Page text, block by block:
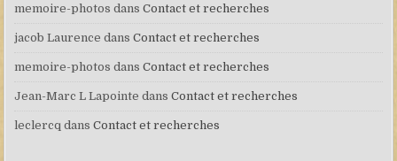
memoire-photos dansContact et recherches
jacob Laurence dansContact et recherches
memoire-photos dansContact et recherches
Jean-Marc L Lapointe dansContact et recherches
leclercq dansContact et recherches